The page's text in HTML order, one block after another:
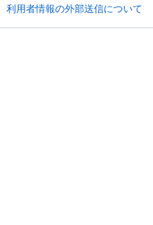
利用者情報の外部送信について